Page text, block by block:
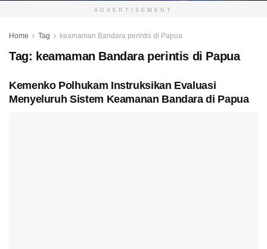
ADVERTISEMENT
Home Tag keamaman Bandara perintis di Papua
Tag: keamaman Bandara perintis di Papua
Kemenko Polhukam Instruksikan Evaluasi
Menyeluruh Sistem Keamanan Bandara di Papua